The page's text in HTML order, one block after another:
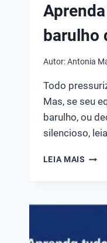
barulho
Autor: Antonia
Todo
Mas, se seu
barulho, ou
silencioso,
LEIA MAIS